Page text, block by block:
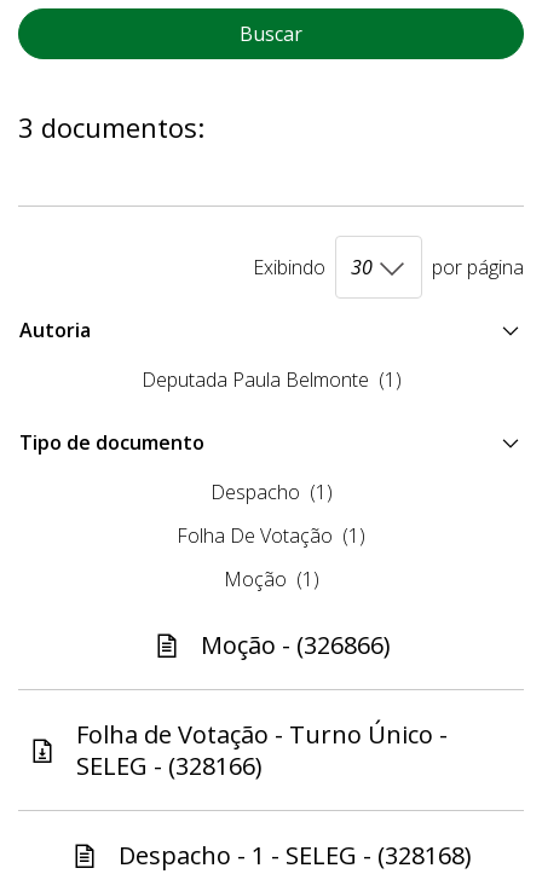
Buscar
3 documentos:
Exibindo por página
Autoria
Deputada Paula Belmonte (1)
Tipo de documento
Despacho (1)
Folha De Votação (1)
Moção (1)
Moção - (326866)
Folha de Votação - Turno Único -
SELEG - (328166)
Despacho - 1 - SELEG - (328168)